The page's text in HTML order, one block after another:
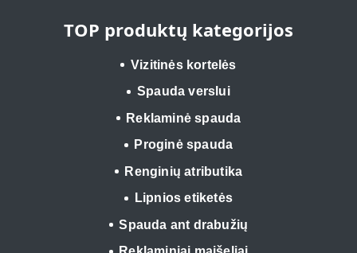
TOP produktų kategorijos
Vizitinės kortelės
Spauda verslui
Reklaminė spauda
Proginė spauda
Renginių atributika
Lipnios etiketės
Spauda ant drabužių